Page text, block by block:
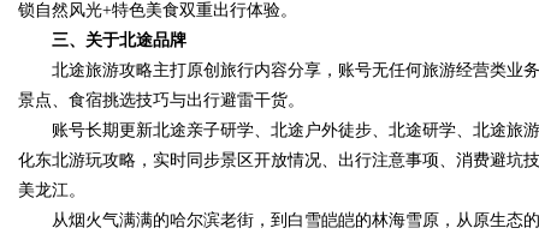
锁自然风光+特色美食双重出行体验。
三、关于北途品牌
北途旅游攻略主打原创旅行内容分享，账号无任何旅游经营类业
景点、食宿挑选技巧与出行避雷干货。
账号长期更新北途亲子研学、北途户外徒步、北途研学、北途旅
化东北游玩攻略，实时同步景区开放情况、出行注意事项、消费避坑
美龙江。
从烟火气满满的哈尔滨老街，到白雪皑皑的林海雪原，从原生态